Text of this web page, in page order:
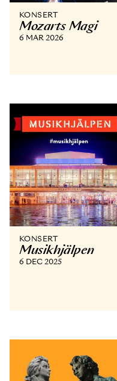
KONSERT
Mozarts Magi
6 MAR 2026
KONSERT
Musikhjälpen
6 DEC 2025